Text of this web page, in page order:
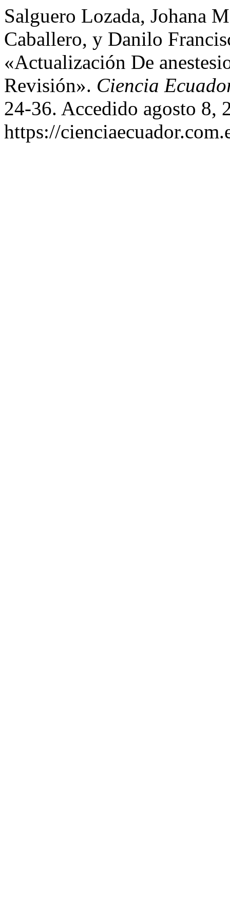
Salguero Lozada, Johana
Caballero, y Danilo
«Actualización De
Revisión». Ciencia
24-36. Accedido agosto 8,
https://